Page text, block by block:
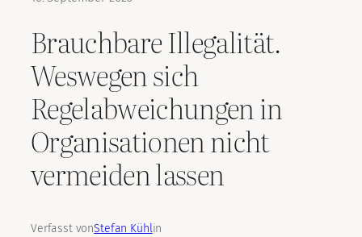
Brauchbare Illegalität.
Weswegen sich
Regelabweichungen in
Organisationen nicht
vermeiden lassen
Verfasst vonStefan Kühlin